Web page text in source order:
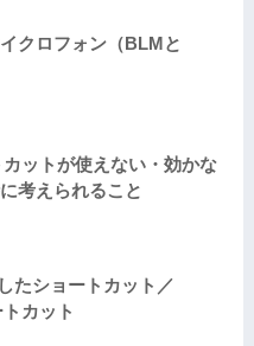
クロフォン（BLMと
ットが使えない・効かな
考えられること
たショートカット／
カット